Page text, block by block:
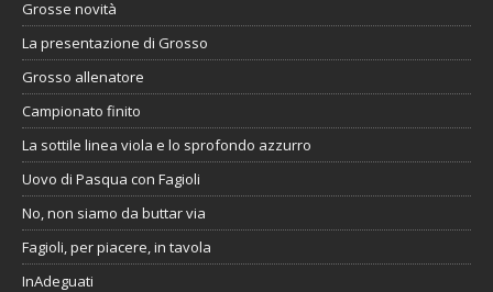
Grosse novità
La presentazione di Grosso
Grosso allenatore
Campionato finito
La sottile linea viola e lo sprofondo azzurro
Uovo di Pasqua con Fagioli
No, non siamo da buttar via
Fagioli, per piacere, in tavola
InAdeguati